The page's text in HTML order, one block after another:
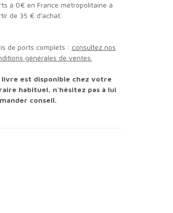
de 35 € d'achat.
de ports complets : consultez nos
générales de ventes.
habituel, n'hésitez pas à lui
conseil.